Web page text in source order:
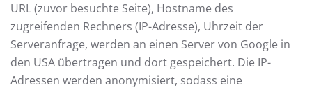
URL (zuvor besuchte Seite), Hostname des
zugreifenden Rechners (IP-Adresse), Uhrzeit der
Serveranfrage, werden an einen Server von Google in
den USA übertragen und dort gespeichert. Die IP-
Adressen werden anonymisiert, sodass eine